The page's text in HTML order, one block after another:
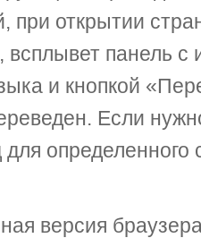
при открытии
всплывет панель
и кнопкой
Если
определенного
версия